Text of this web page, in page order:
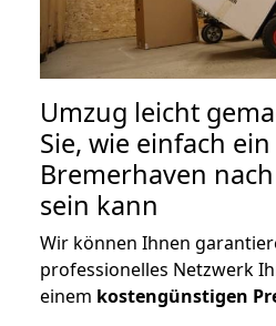
Umzug leicht
Sie, wie einfach
Bremerhaven
sein kann
Wir können Ihnen
professionelles Netzwerk
einem kostengünstigen